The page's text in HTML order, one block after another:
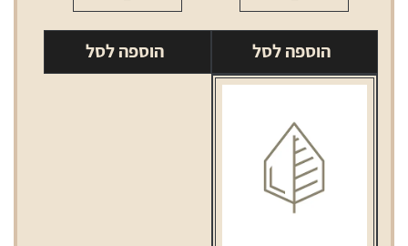
של
ווינסטון
קוד
WINSTON
הוספה לסל
של
ווינסטון
אקווה
הוספה לסל